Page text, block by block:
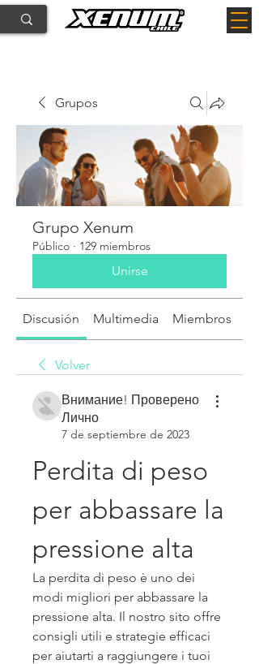
Grupos
Grupo Xenum
Público · 129 miembros
Unirse
Discusión Multimedia Miembros
Volver
Внимание! Проверено
Лично
7 de septiembre de 2023
Perdita di peso
per abbassare la
pressione alta
La perdita di peso è uno dei
modi migliori per abbassare la
pressione alta. Il nostro sito offre
consigli utili e strategie efficaci
per aiutarti a raggiungere i tuoi